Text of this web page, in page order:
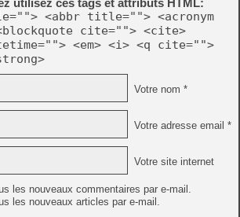
utilisez ces tags et attributs HTML:
<abbr title=""> <acronym
cite=""> <cite>
<em> <i> <q cite="">
Votre nom *
Votre adresse email *
Votre site internet
les nouveaux commentaires par e-mail.
les nouveaux articles par e-mail.